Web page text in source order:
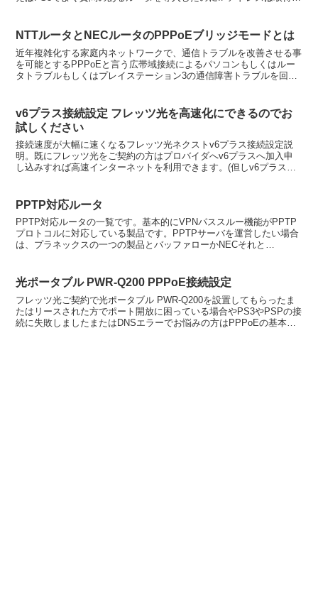
NTTルータとNECルータのPPPoEブリッジモードとは
近年複雑化する家庭内ネットワークで、通信トラブルを改善させる事
を可能とするPPPoEと言う広帯域接続によるパソコンもしくはルー
タトラブルもしくはプレイステーション3の通信障害トラブルを回避
v6プラス接続設定 フレッツ光を高速化にできるのでお
試しください
接続速度が大幅に速くなるフレッツ光ネクストv6プラス接続設定説
明。既にフレッツ光をご契約の方はプロバイダへv6プラスへ加入申
し込みすれば高速インターネットを利用できます。(但しv6プラス対
PPTP対応ルータ
PPTP対応ルータの一覧です。基本的にVPNパススルー機能がPPTP
プロトコルに対応している製品です。PPTPサーバを運営したい場合
は、プラネックスの一つの製品とバッファローかNECそれと
光ポータブル PWR-Q200 PPPoE接続設定
フレッツ光ご契約で光ポータブル PWR-Q200を設置してもらったま
たはリースされた方でポート開放に困っている場合やPS3やPSPの接
続に失敗しましたまたはDNSエラーでお悩みの方はPPPoEの基本接